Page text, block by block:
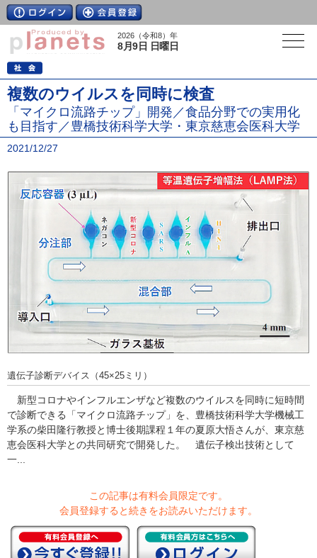
2026（令和8）年
8月9日 日曜日
複数のウイルスを同時に検査
「マイクロ流路チップ」開発／食品分野での実用化
も目指す／豊橋技術科学大学・東京慈恵会医科大学
2021/12/27
遺伝子診断デバイス（45×25ミリ）
新型コロナやインフルエンザなど複数のウイルスを同時に短時間
で診断できる「マイクロ流路チップ」を、豊橋技術科学大学機械工
学系の柴田隆行教授と博士後期課程１年の夏原大悟さんが、東京慈
恵会医科大学との共同研究で開発した。 遺伝子検出技術として
一...
この記事は有料会員限定です。
会員登録すると続きをお読みいただけます。